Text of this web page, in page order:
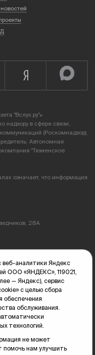
"Вслух.ру"»
надзору в сфере связи,
(Роскомнадзор),
Автономная
"Тюменское
означает, что информация
28А
веб-аналитики Яндекс
ООО «ЯНДЕКС», 119021,
— Яндекс), сервис
с целью сбора
обеспечения
обслуживания.
технологий.
не может
помочь нам улучшить